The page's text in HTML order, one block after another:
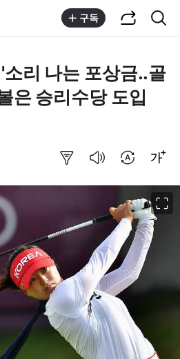
구독
리 나는 포상금..골
은 승리수당 도입